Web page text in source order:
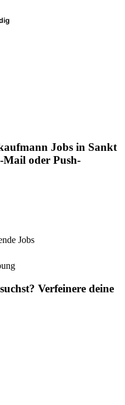
Jobs in Sankt
Mail oder Push-
Jobs
Verfeinere deine